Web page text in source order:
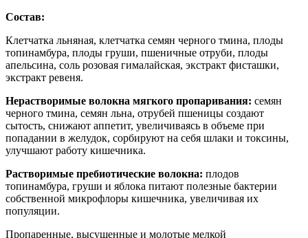
Состав:
Клетчатка льняная, клетчатка семян черного тмина, плоды
топинамбура, плоды груши, пшеничные отруби, плоды
апельсина, соль розовая гималайская, экстракт фисташки,
экстракт ревеня.
Нерастворимые волокна мягкого пропаривания: семян
черного тмина, семян льна, отрубей пшеницы создают
сытость, снижают аппетит, увеличиваясь в объеме при
попадании в желудок, сорбируют на себя шлаки и токсины,
улучшают работу кишечника.
Растворимые пребиотические волокна: плодов
топинамбура, груши и яблока питают полезные бактерии
собственной микрофлоры кишечника, увеличивая их
популяции.
Пропаренные, высушенные и молотые мелкой